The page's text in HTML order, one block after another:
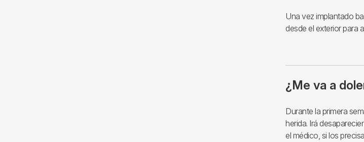
Una vez implantado
desde el exterior para
¿Me va a
Durante la primera
herida. Irá
el médico, si los